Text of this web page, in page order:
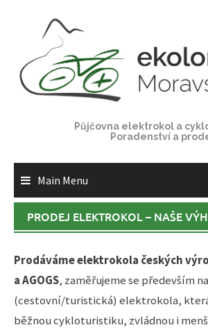
Půjčovna elektrokol a
Poradenství a
Main Menu
PRODEJ ELEKTROKOL – NAŠE
Prodáváme elektrokola českých
a AGOGS, zaměřujeme se především
(cestovní/turistická) elektrokola,
běžnou cykloturistiku, zvládnou i